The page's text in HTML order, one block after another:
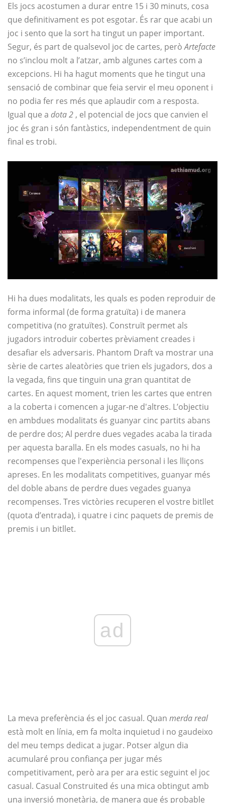
Els jocs acostumen a durar entre 15 i 30 minuts, cosa
que definitivament es pot esgotar. És rar que acabi un
joc i sento que la sort ha tingut un paper important.
Segur, és part de qualsevol joc de cartes, peròArtefacte
no s’inclou molt a l’atzar, amb algunes cartes com a
excepcions. Hi ha hagut moments que he tingut una
sensació de combinar que feia servir el meu oponent i
no podia fer res més que aplaudir com a resposta.
Igual que a dota 2 , el potencial de jocs que canvien el
joc és gran i són fantàstics, independentment de quin
final es trobi.
Hi ha dues modalitats, les quals es poden reproduir de
forma informal (de forma gratuïta) i de manera
competitiva (no gratuïtes). Construït permet als
jugadors introduir cobertes prèviament creades i
desafiar els adversaris. Phantom Draft va mostrar una
sèrie de cartes aleatòries que trien els jugadors, dos a
la vegada, fins que tinguin una gran quantitat de
cartes. En aquest moment, trien les cartes que entren
a la coberta i comencen a jugar-ne d'altres. L’objectiu
en ambdues modalitats és guanyar cinc partits abans
de perdre dos; Al perdre dues vegades acaba la tirada
per aquesta baralla. En els modes casuals, no hi ha
recompenses que l'experiència personal i les lliçons
apreses. En les modalitats competitives, guanyar més
del doble abans de perdre dues vegades guanya
recompenses. Tres victòries recuperen el vostre bitllet
(quota d’entrada), i quatre i cinc paquets de premis de
premis i un bitllet.
ad
La meva preferència és el joc casual. Quan merda real
està molt en línia, em fa molta inquietud i no gaudeixo
del meu temps dedicat a jugar. Potser algun dia
acumularé prou confiança per jugar més
competitivament, però ara per ara estic seguint el joc
casual. Casual Construited és una mica obtingut amb
una inversió monetària, de manera que és probable